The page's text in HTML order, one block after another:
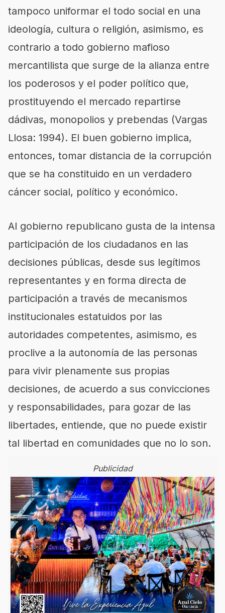
tampoco uniformar el todo social en una
ideología, cultura o religión, asimismo, es
contrario a todo gobierno mafioso
mercantilista que surge de la alianza entre
los poderosos y el poder político que,
prostituyendo el mercado repartirse
dádivas, monopolios y prebendas (Vargas
Llosa: 1994). El buen gobierno implica,
entonces, tomar distancia de la corrupción
que se ha constituido en un verdadero
cáncer social, político y económico.
Al gobierno republicano gusta de la intensa
participación de los ciudadanos en las
decisiones públicas, desde sus legítimos
representantes y en forma directa de
participación a través de mecanismos
institucionales estatuidos por las
autoridades competentes, asimismo, es
proclive a la autonomía de las personas
para vivir plenamente sus propias
decisiones, de acuerdo a sus convicciones
y responsabilidades, para gozar de las
libertades, entiende, que no puede existir
tal libertad en comunidades que no lo son.
Publicidad